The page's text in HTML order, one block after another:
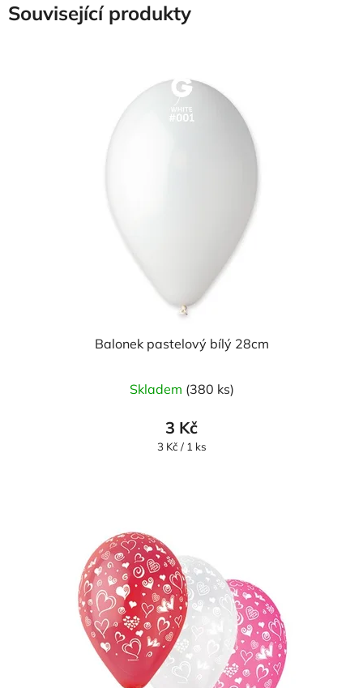
Související produkty
Balonek pastelový bílý 28cm
Skladem (380 ks)
3 Kč
Měrná
3 Kč / 1 ks